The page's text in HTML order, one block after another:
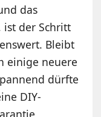
das
ist der Schritt
Bleibt
einige neuere
dürfte
DIY-